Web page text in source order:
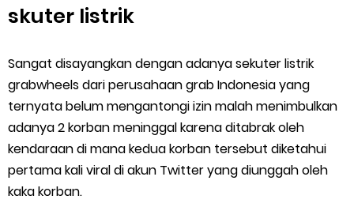
skuter listrik
Sangat disayangkan dengan adanya sekuter listrik
grabwheels dari perusahaan grab Indonesia yang
ternyata belum mengantongi izin malah menimbulkan
adanya 2 korban meninggal karena ditabrak oleh
kendaraan di mana kedua korban tersebut diketahui
pertama kali viral di akun Twitter yang diunggah oleh
kaka korban.